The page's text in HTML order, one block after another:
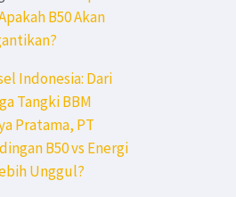
B50 Akan
Indonesia: Dari
Tangki BBM
Pratama, PT
B50 vs Energi
Unggul?